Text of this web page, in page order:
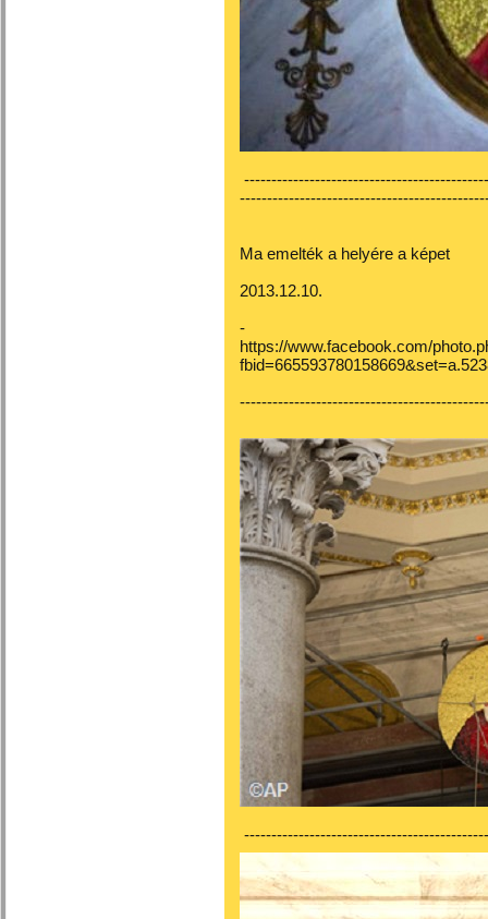
Ma emelték a helyére a képet
2013.12.10.
-
https://www.facebook.com/